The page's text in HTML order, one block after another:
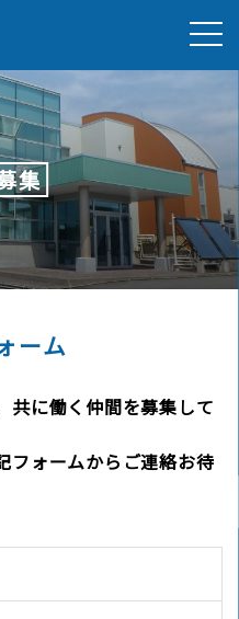
集
ーム
共に働く仲間を募集して
フォームからご連絡お待